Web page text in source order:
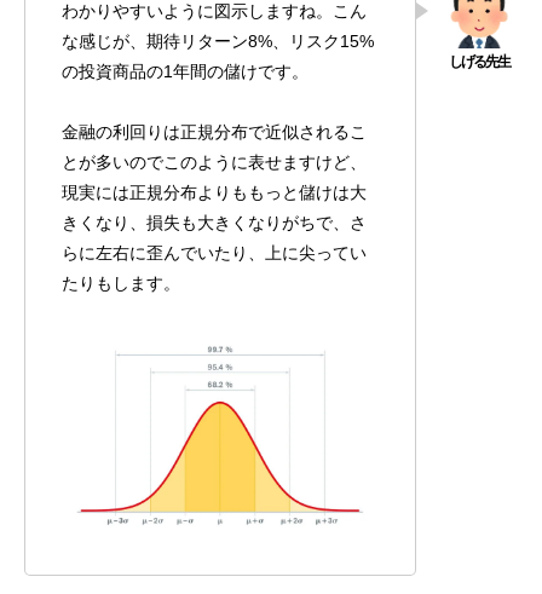
わかりやすいように図示しますね。こん
な感じが、期待リターン8%、リスク15%
の投資商品の1年間の儲けです。
金融の利回りは正規分布で近似されるこ
とが多いのでこのように表せますけど、
現実には正規分布よりももっと儲けは大
きくなり、損失も大きくなりがちで、さ
らに左右に歪んでいたり、上に尖ってい
たりもします。